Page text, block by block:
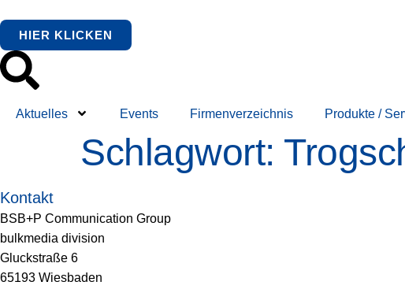
springen
HIER KLICKEN
Aktuelles Events Firmenverzeichnis Produkte /
Schlagwort:
Kontakt
BSB+P Communication Group
bulkmedia division
Gluckstraße 6
65193 Wiesbaden